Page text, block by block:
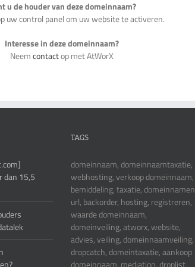
u de houder van deze domeinnaam?
uw control panel om uw website te activeren.
Interesse in deze domeinnaam?
Neemcontactop met AtWorX
dan 15,5
TAGS
domeinnaam, domeinnaamtaxatie,
webhosting, verkoop domeinnaam,
bemiddeling, taxatie,
url, backorder, hosting, registreren,
waarde domeinnaam,
domeinveiling, atworx, website,
advies, veiling, domeinnaamveiling,
dropcatch, domeintaxatie, aankoop
domeinnaam, mediation, droplist,